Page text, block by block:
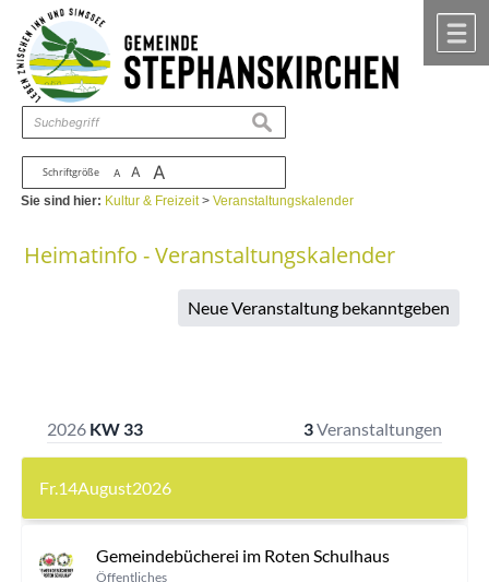
Zum Inhalt ,zur Navigation
Schriftgröße A A A
suchen
Sie sind hier: Kultur & Freizeit>Veranstaltungskalender
Heimatinfo - Veranstaltungskalender